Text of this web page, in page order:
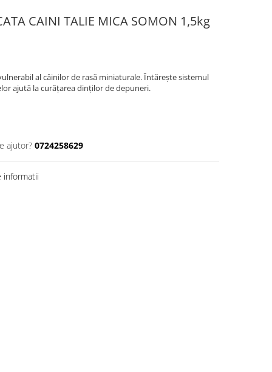
CAINI TALIE MICA SOMON 1,5kg
al câinilor de rasă miniaturale. Întărește sistemul
ajută la curățarea dinților de depuneri.
ajutor? 0724258629
informatii